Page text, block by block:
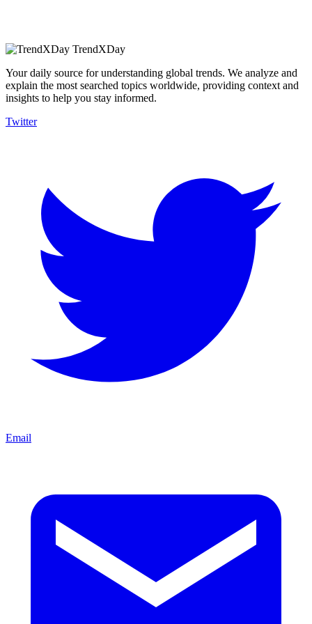
TrendXDay
Your daily source for understanding global trends. We analyze and
explain the most searched topics worldwide, providing context and
insights to help you stay informed.
Twitter
Email